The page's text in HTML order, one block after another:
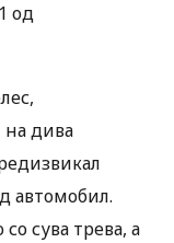
од
на дива
автомобил.
сува трева, а